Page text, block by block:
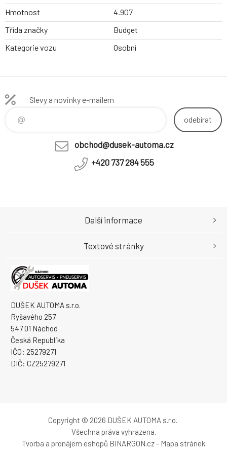
Hmotnost
4.907
Třída značky
Budget
Kategorie vozu
Osobní
Slevy a novinky e-mailem
odebírat
obchod@dusek-automa.cz
+420 737 284 555
DUŠEK AUTOMA s.r.o.
Ryšavého 257
547 01 Náchod
Česká Republika
IČO: 25279271
DIČ: CZ25279271
Další informace
Textové stránky
Copyright © 2026 DUŠEK AUTOMA s.r.o.
Všechna práva vyhrazena.
Tvorba a pronájem eshopů BINARGON.cz- Mapa stránek